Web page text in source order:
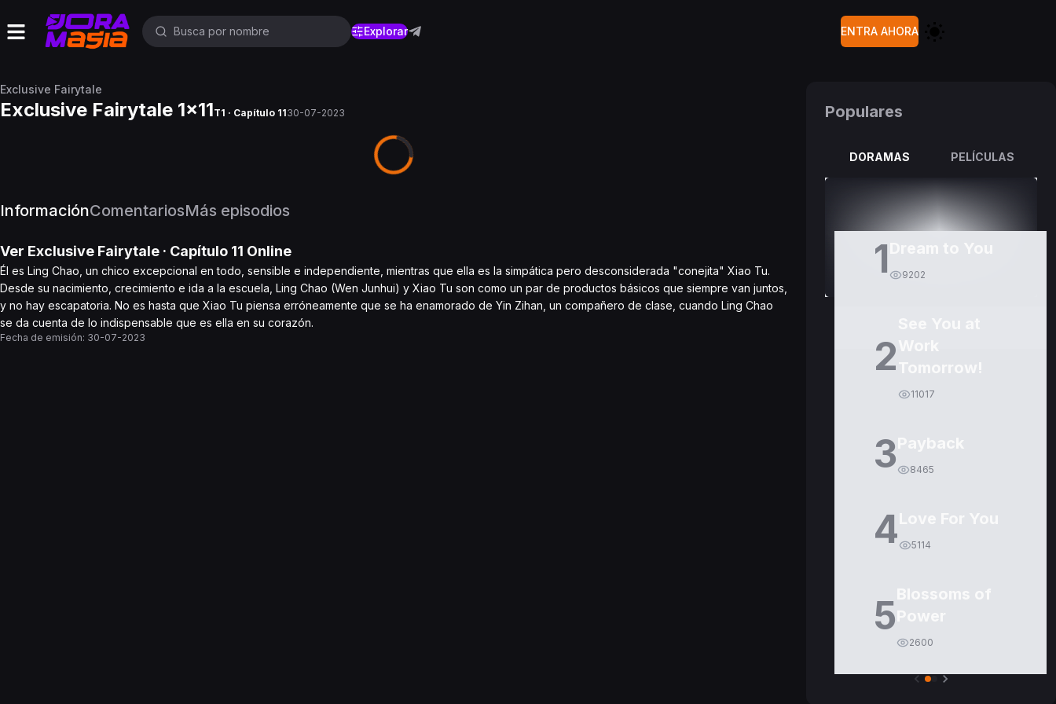
Explorar ENTRA AHORA
Exclusive Fairytale
Exclusive Fairytale 1x11T1 · Capítulo 1130-07-2023
InformaciónComentariosMás episodios
Ver Exclusive Fairytale · Capítulo 11 Online
Él es Ling Chao, un chico excepcional en todo, sensible e independiente, mientras que ella es la simpática pero desconsiderada "conejita" Xiao Tu.
Desde su nacimiento, crecimiento e ida a la escuela, Ling Chao (Wen Junhui) y Xiao Tu son como un par de productos básicos que siempre van juntos,
y no hay escapatoria. No es hasta que Xiao Tu piensa erróneamente que se ha enamorado de Yin Zihan, un compañero de clase, cuando Ling Chao
se da cuenta de lo indispensable que es ella en su corazón.
Fecha de emisión: 30-07-2023
Populares
DORAMAS PELÍCULAS
1 9202
2
11017
3 8465
4 5114
5
2600